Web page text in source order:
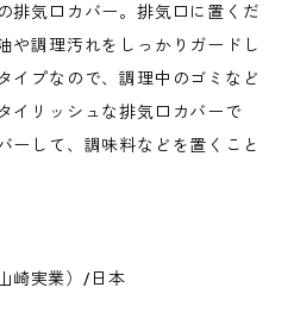
排気口カバー。排気口に置くだ
や調理汚れをしっかりガードし
イプなので、調理中のゴミなど
イリッシュな排気口カバーで
ーして、調味料などを置くこと
崎実業）/日本